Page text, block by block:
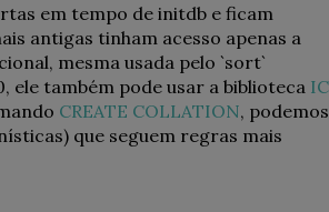
em tempo de initdb e ficam
antigas tinham acesso apenas a
mesma usada pelo `sort`
ele também pode usar a biblioteca
CREATE COLLATION, podemos
que seguem regras mais